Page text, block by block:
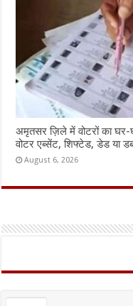
अमृतसर ज़िले में वोटरों का
वोटर एब्सेंट, शिफ्टेड, डेड या
August 6, 2026